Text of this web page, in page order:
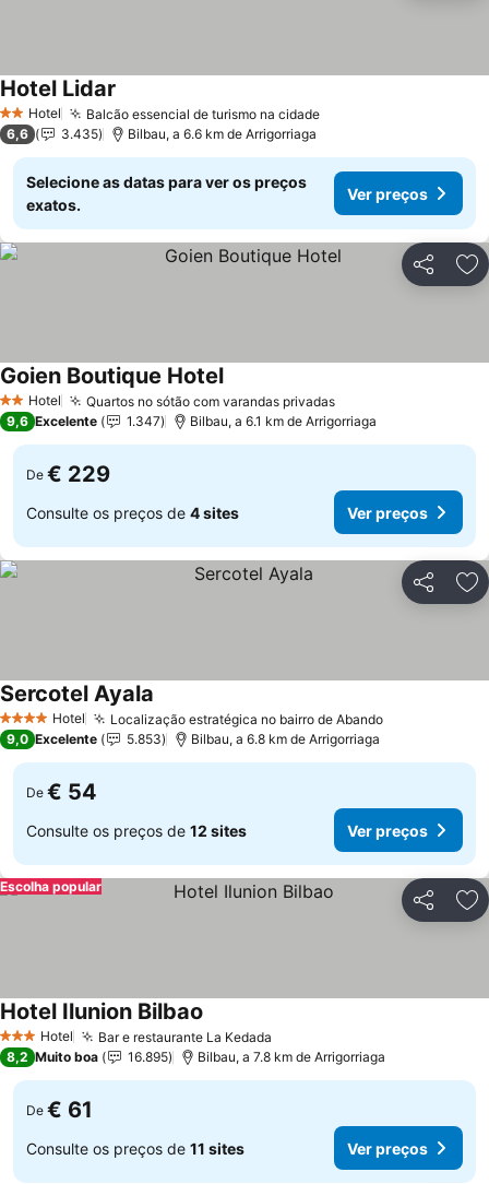
2 Estrelas
Hotel Balcão essencial de turismo na cidadeVer preços
Hotel Lidar
6,6 3.435 Bilbau, a 6.6 km de Arrigorriaga
Selecione as datas para ver os preços
exatos.
Ver preços
Partilhar
2 Estrelas
Hotel Quartos no sótão com varandas privadasVer preços
Goien Boutique HotelVer preços
9,6 Excelente 1.347 Bilbau, a 6.1 km de Arrigorriaga
De € 229
Consulte os preços de 4 sites Ver preços
Partilhar
4 EstrelasHotel Localização estratégica no bairro de AbandoVer preços
Sercotel Ayala
9,0 Excelente 5.853 Bilbau, a 6.8 km de Arrigorriaga
De € 54
Consulte os preços de 12 sites Ver preços
Partilhar
Escolha popular
3 EstrelasHotel Bar e restaurante La Kedada
Hotel Ilunion Bilbao
8,2 Muito boa 16.895 Bilbau, a 7.8 km de Arrigorriaga
De € 61
Consulte os preços de 11 sites Ver preços